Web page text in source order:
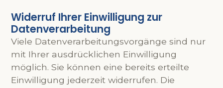
Widerruf Ihrer Einwilligung zur
Datenverarbeitung
Viele Datenverarbeitungsvorgänge sind nur
mit Ihrer ausdrücklichen Einwilligung
möglich. Sie können eine bereits erteilte
Einwilligung jederzeit widerrufen. Die